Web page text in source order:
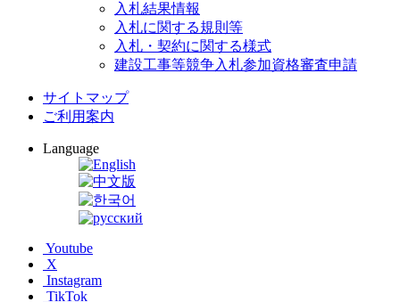
入札結果情報
入札に関する規則等
入札・契約に関する様式
建設工事等競争入札参加資格審査申請
サイトマップ
ご利用案内
Language
Youtube
X
Instagram
TikTok